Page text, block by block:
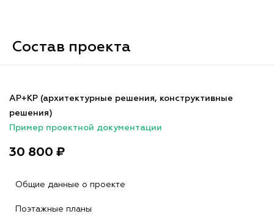
Состав проекта
АР+КР (архитектурные решения, конструктивные
решения)
Пример проектной документации
30 800 ₽
Общие данные о проекте
Поэтажные планы